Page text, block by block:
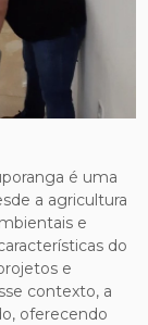
é uma
a agricultura
e
do
e
contexto, a
oferecendo